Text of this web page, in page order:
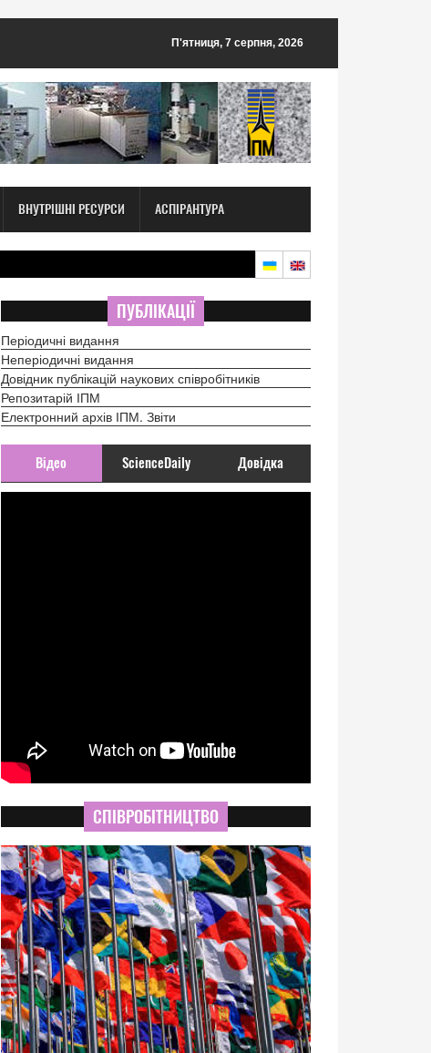
П'ятниця, 7 серпня, 2026
ВНУТРІШНІ РЕСУРСИ АСПІРАНТУРА
ПУБЛІКАЦІЇ
Періодичні видання
Неперіодичні видання
Довідник публікацій наукових співробітників
Репозитарій ІПМ
Електронний архів ІПМ. Звіти
Відео ScienceDaily Довідка
СПІВРОБІТНИЦТВО